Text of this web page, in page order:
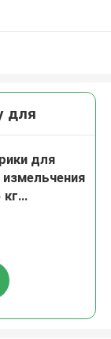
для
для
кг